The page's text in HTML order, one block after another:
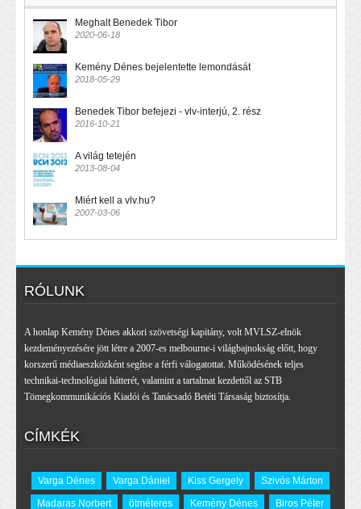
Meghalt Benedek Tibor
2020-06-18
Kemény Dénes bejelentette lemondását
2018-05-29
Benedek Tibor befejezi - vlv-interjú, 2. rész
2016-10-21
A világ tetején
2013-08-04
Miért kell a vlv.hu?
2007-03-06
RÓLUNK
A honlap Kemény Dénes akkori szövetségi kapitány, volt MVLSZ-elnök
kezdeményezésére jött létre a 2007-es melbourne-i világbajnokság előtt, hogy
korszerű médiaeszközként segítse a férfi válogatottat. Működésének teljes
technikai-technológiai hátterét, valamint a tartalmat kezdettől az STB
Tömegkommunikációs Kiadói és Tanácsadó Betéti Társaság biztosítja.
CÍMKÉK
Varga Dénes Varga Dániel Kiss Gergely
Szivós Márton
Madaras Norbert
ötméteres Kemény Dénes Biros Péter